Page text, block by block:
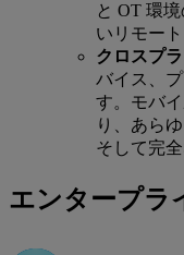
と OT 環
いリモー
クロスプ
バイス、
す。モバ
り、あら
そして完
エンタープラ